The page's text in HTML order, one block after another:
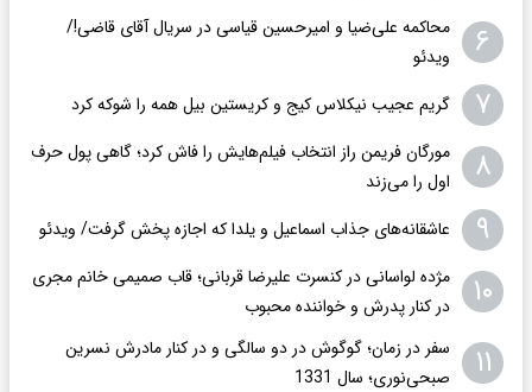
۶
محاکمه علی‌ضیا و امیرحسین قیاسی در سریال آقای قاضی!/
ویدئو
۷ گریم عجیب نیکلاس کیج و کریستین بیل همه را شوکه کرد
۸
مورگان فریمن راز انتخاب فیلم‌هایش را فاش کرد؛ گاهی پول حرف
اول را می‌زند
۹ عاشقانه‌های جذاب اسماعیل و یلدا که اجازه پخش گرفت/ ویدئو
۱۰
مژده لواسانی در کنسرت علیرضا قربانی؛ قاب صمیمی خانم مجری
در کنار پدرش و خواننده محبوب
۱۱
سفر در زمان؛ گوگوش در دو سالگی و در کنار مادرش نسرین
صبحی‌نوری؛ سال 1331